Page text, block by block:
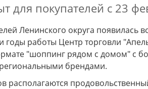
для покупателей с 23
Ленинского округа появилась
работы Центр торговли
"шоппинг рядом с домом" с
брендами.
располагаются